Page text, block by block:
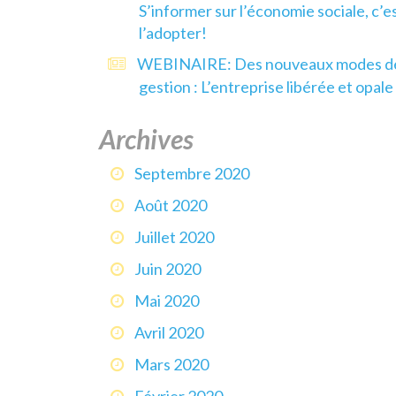
S’informer sur l’économie sociale,
l’adopter!
WEBINAIRE: Des nouveaux modes
gestion : L’entreprise libérée et opale
Archives
Septembre 2020
Août 2020
Juillet 2020
Juin 2020
Mai 2020
Avril 2020
Mars 2020